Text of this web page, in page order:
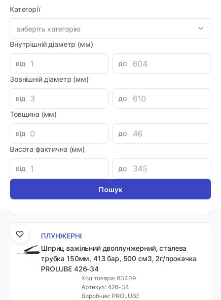
Категорії
виберіть категорію
Внутрішній діаметр (мм)
від
до
Зовнішній діаметр (мм)
від
до
Товщина (мм)
від
до
Висота фактична (мм)
від до
бар, 43251
Код товара: 18019
Артикул: 43251
Виробник: GROZ
Луцьк: 2
652.96 грн
Шприц важільний двоплунжерний G2, 413 бар,
Код товара: 43817
Артикул: 42631
Виробник: GROZ
Луцьк: 6
ПЛУНЖЕРНІ
Шприц важільний двоплунжерний, сталева
трубка 150мм, 413 бар, 500 см3, 2г/прокачка
PROLUBE 426-34
Код товара: 63409
Артикул: 426-34
Виробник: PROLUBE